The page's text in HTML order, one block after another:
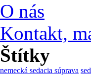
O nás
Kontakt,
Štítky
nemecká sedacia súprava